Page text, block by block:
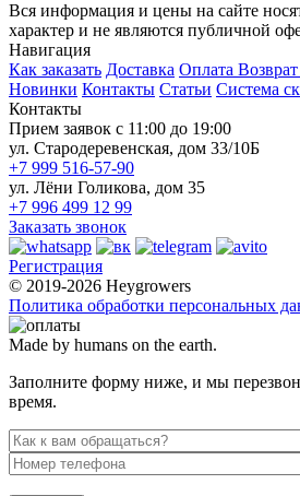
Вся информация и цены на сайте
характер и не являются публичной
Навигация
Как заказать Доставка Оплата
Новинки Контакты Статьи Система
Контакты
Прием заявок с 11:00 до 19:00
ул. Стародеревенская, дом 33/10Б
+7 999 516-57-90
ул. Лёни Голикова, дом 35
+7 996 499 12 99
Заказать звонок
Регистрация
© 2019-2026 Heygrowers
Политика обработки персональных
Made by humans on the earth.
Заполните форму ниже, и мы
время.